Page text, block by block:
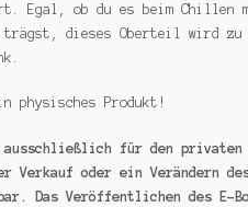
Egal, ob du es beim Chillen
trägst, dieses Oberteil wird zu
physisches Produkt!
ausschließlich für den privaten
Verkauf oder ein Verändern
Das Veröffentlichen des E-